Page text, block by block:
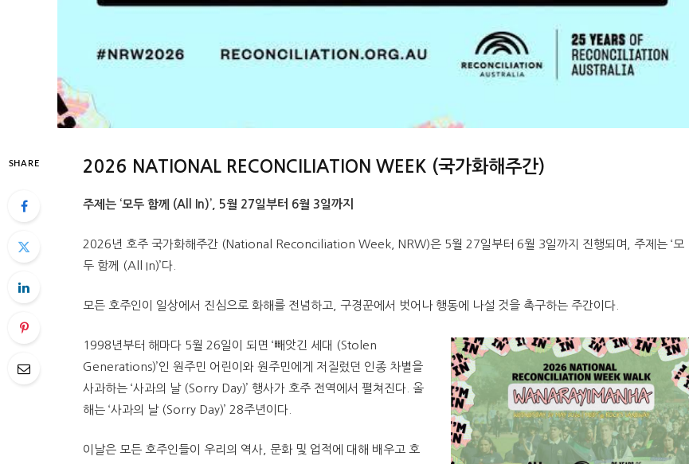
SHARE 2026 NATIONAL RECONCILIATION WEEK (국가화해주간)
주제는 ‘모두 함께 (All In)’, 5월 27일부터 6월 3일까지
2026년 호주 국가화해주간 (National Reconciliation Week, NRW)은 5월 27일부터 6월 3일까지 진행되며, 주제는 ‘모
두 함께 (All In)’다.
모든 호주인이 일상에서 진심으로 화해를 전념하고, 구경꾼에서 벗어나 행동에 나설 것을 촉구하는 주간이다.
1998년부터 해마다 5월 26일이 되면 ‘빼앗긴 세대 (Stolen
Generations)’인 원주민 어린이와 원주민에게 저질렀던 인종 차별을
사과하는 ‘사과의 날 (Sorry Day)’ 행사가 호주 전역에서 펼쳐진다. 올
해는 ‘사과의 날 (Sorry Day)’ 28주년이다.
이날은 모든 호주인들이 우리의 역사, 문화 및 업적에 대해 배우고 호